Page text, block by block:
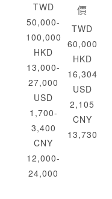
TWD
50,000-
100,000
HKD
13,000-
27,000
USD
1,700-
3,400
CNY
12,000-
24,000
價
TWD
60,000
HKD
16,304
USD
2,105
CNY
13,730